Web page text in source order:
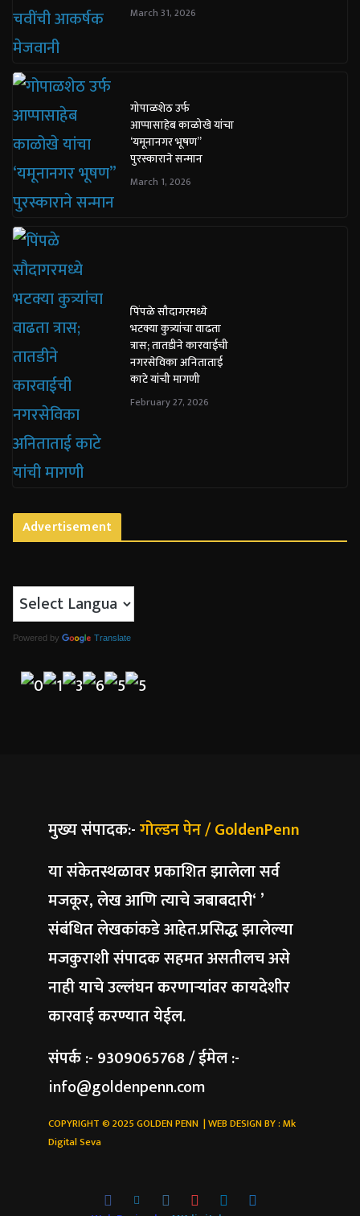
March 31, 2026
गोपाळशेठ उर्फ
आप्पासाहेब काळोखे यांचा
‘यमूनानगर भूषण”
पुरस्काराने सन्मान
March 1, 2026
पिंपळे सौदागरमध्ये
भटक्या कुत्र्यांचा वाढता
त्रास; तातडीने कारवाईची
नगरसेविका अनिताताई
काटे यांची मागणी
February 27, 2026
Advertisement
Powered by Translate
मुख्य संपादक:-गोल्डन पेन / GoldenPenn
या संकेतस्थळावर प्रकाशित झालेला सर्व
मजकूर, लेख आणि त्याचे जबाबदारी‘ ’
संबंधित लेखकांकडे आहेत.प्रसिद्ध झालेल्या
मजकुराशी संपादक सहमत असतीलच असे
नाही याचे उल्लंघन करणाऱ्यांवर कायदेशीर
कारवाई करण्यात येईल.
संपर्क :- 9309065768 / ईमेल :-
info@goldenpenn.com
COPYRIGHT © 2025 GOLDEN PENN | WEB DESIGN BY :Mk
Digital Seva